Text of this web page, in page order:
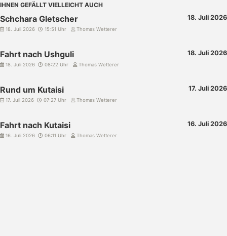
IHNEN GEFÄLLT VIELLEICHT AUCH
Schchara Gletscher 18. Juli 2026
18. Juli 2026 15:51 Uhr Thomas Wetterer
Fahrt nach Ushguli 18. Juli 2026
18. Juli 2026 08:22 Uhr Thomas Wetterer
Rund um Kutaisi 17. Juli 2026
17. Juli 2026 07:27 Uhr Thomas Wetterer
Fahrt nach Kutaisi 16. Juli 2026
16. Juli 2026 06:11 Uhr Thomas Wetterer